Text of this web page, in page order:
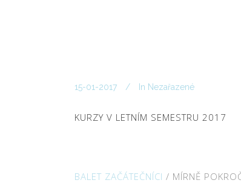
15-01-2017 In Nezařazené
KURZY V LETNÍM SEMESTRU 2017
BALET ZAČÁTEČNÍCI / MÍRNĚ